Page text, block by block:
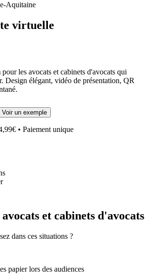
Aquitaine
virtuelle
pour les avocats et cabinets d'avocats qui
Design élégant, vidéo de présentation, QR
Voir un exemple
• Paiement unique
avocats et cabinets d'avocats
dans ces situations ?
papier lors des audiences